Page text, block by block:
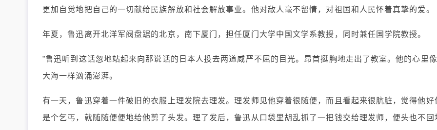
更加自觉地把自己的一切献给民族解放和社会解放事业。他对敌人毫不留情，对祖国和人民怀着真挚的爱。
年夏，鲁迅离开北洋军阀盘踞的北京，南下厦门，担任厦门大学中国文学系教授，同时兼任国学院教授。
”鲁迅听到这话忽地站起来向那说话的日本人投去两道威严不屈的目光。昂首挺胸地走出了教室。他的心里像
大海一样汹涌澎湃。
有一天，鲁迅穿着一件破旧的衣服上理发院去理发。理发师见他穿着很随便，而且看起来很肮脏，觉得他好
是个乞丐，就随随便便地给他剪了头发。理了发后，鲁迅从口袋里胡乱抓了一把钱交给理发师，便头也不回